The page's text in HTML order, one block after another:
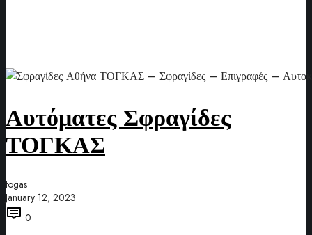
Αυτόματες Σφραγίδες
ΤΟΓΚΑΣ
togas
January 12, 2023
0